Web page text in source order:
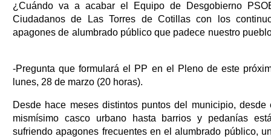
¿Cuándo va a acabar el Equipo de Desgobierno
Ciudadanos de Las Torres de Cotillas con los
apagones de alumbrado público que padece nuestro
-Pregunta que formulará el PP en el Pleno de este
lunes, 28 de marzo (20 horas).
Desde hace meses distintos puntos del municipio, desde
mismísimo casco urbano hasta barrios y pedanías
sufriendo apagones frecuentes en el alumbrado público,